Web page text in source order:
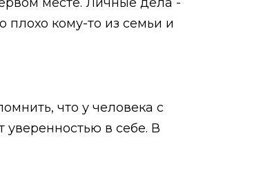
плохо кому-то из семьи и
что у человека с
уверенностью в себе. В